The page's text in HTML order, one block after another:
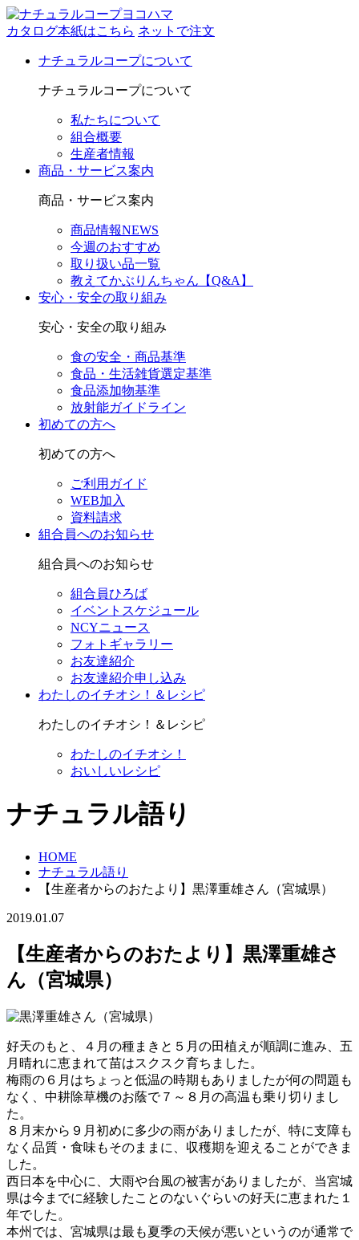
カタログ本紙はこちら ネットで注文
ナチュラルコープについて
ナチュラルコープについて
私たちについて
組合概要
生産者情報
商品・サービス案内
商品・サービス案内
商品情報NEWS
今週のおすすめ
取り扱い品一覧
教えてかぶりんちゃん【Q&A】
安心・安全の取り組み
安心・安全の取り組み
食の安全・商品基準
食品・生活雑貨選定基準
食品添加物基準
放射能ガイドライン
初めての方へ
初めての方へ
ご利用ガイド
WEB加入
資料請求
組合員へのお知らせ
組合員へのお知らせ
組合員ひろば
イベントスケジュール
NCYニュース
フォトギャラリー
お友達紹介
お友達紹介申し込み
わたしのイチオシ！＆レシピ
わたしのイチオシ！＆レシピ
わたしのイチオシ！
おいしいレシピ
ナチュラル語り
HOME
ナチュラル語り
【生産者からのおたより】黒澤重雄さん（宮城県）
2019.01.07
【生産者からのおたより】黒澤重雄さ
ん（宮城県）
好天のもと、４月の種まきと５月の田植えが順調に進み、五
月晴れに恵まれて苗はスクスク育ちました。
梅雨の６月はちょっと低温の時期もありましたが何の問題も
なく、中耕除草機のお蔭で７～８月の高温も乗り切りまし
た。
８月末から９月初めに多少の雨がありましたが、特に支障も
なく品質・食味もそのままに、収穫期を迎えることができま
した。
西日本を中心に、大雨や台風の被害がありましたが、当宮城
県は今までに経験したことのないぐらいの好天に恵まれた１
年でした。
本州では、宮城県は最も夏季の天候が悪いというのが通常で